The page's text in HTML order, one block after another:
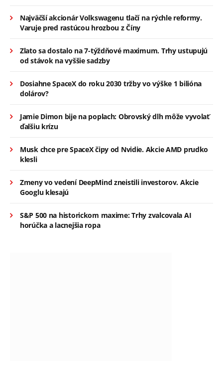
Najväčší akcionár Volkswagenu tlačí na rýchle reformy.
Varuje pred rastúcou hrozbou z Číny
Zlato sa dostalo na 7-týždňové maximum. Trhy ustupujú
od stávok na vyššie sadzby
Dosiahne SpaceX do roku 2030 tržby vo výške 1 bilióna
dolárov?
Jamie Dimon bije na poplach: Obrovský dlh môže vyvolať
ďalšiu krízu
Musk chce pre SpaceX čipy od Nvidie. Akcie AMD prudko
klesli
Zmeny vo vedení DeepMind zneistili investorov. Akcie
Googlu klesajú
S&P 500 na historickom maxime: Trhy zvalcovala AI
horúčka a lacnejšia ropa